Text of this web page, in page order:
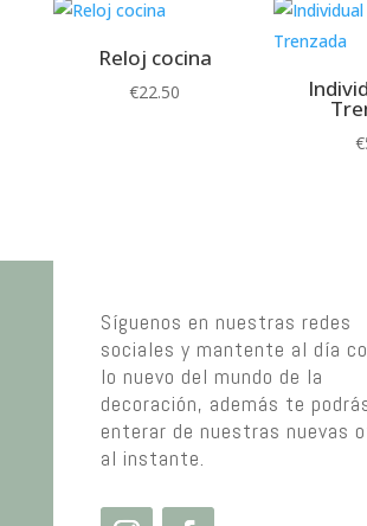
Reloj cocina
€22.50
€
Síguenos en nuestras redes
sociales y mantente al día
lo nuevo del mundo de la
decoración, además te
enterar de nuestras nuevas
al instante.